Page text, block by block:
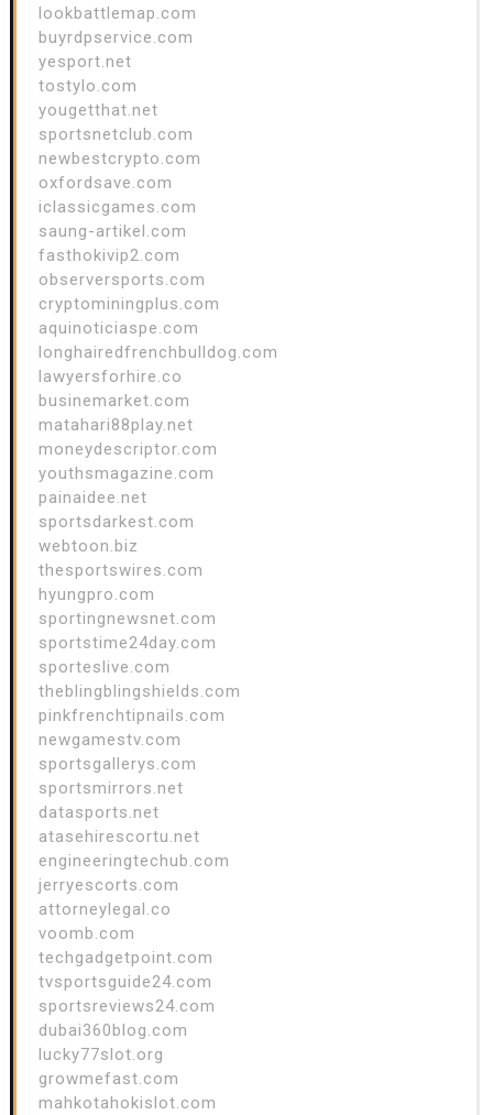
lookbattlemap.com
buyrdpservice.com
yesport.net
tostylo.com
yougetthat.net
sportsnetclub.com
newbestcrypto.com
oxfordsave.com
iclassicgames.com
saung-artikel.com
fasthokivip2.com
observersports.com
cryptominingplus.com
aquinoticiaspe.com
longhairedfrenchbulldog.com
lawyersforhire.co
businemarket.com
matahari88play.net
moneydescriptor.com
youthsmagazine.com
painaidee.net
sportsdarkest.com
webtoon.biz
thesportswires.com
hyungpro.com
sportingnewsnet.com
sportstime24day.com
sporteslive.com
theblingblingshields.com
pinkfrenchtipnails.com
newgamestv.com
sportsgallerys.com
sportsmirrors.net
datasports.net
atasehirescortu.net
engineeringtechub.com
jerryescorts.com
attorneylegal.co
voomb.com
techgadgetpoint.com
tvsportsguide24.com
sportsreviews24.com
dubai360blog.com
lucky77slot.org
growmefast.com
mahkotahokislot.com